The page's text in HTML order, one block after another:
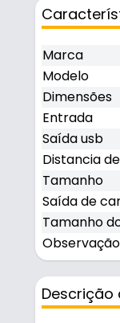
Marca
Modelo
Dimensões
Entrada
Saída usb
Distancia
Tamanho
Saída de
Tamanho
Observação